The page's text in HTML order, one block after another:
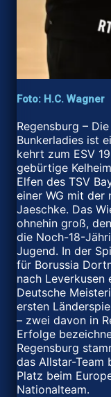
Foto: H.C. Wagner
Regensburg –
Bunkerladies ist
kehrt zum ESV
gebürtige
Elfen des TSV
einer WG mit der
Jaeschke. Das
ohnehin groß,
die Noch-18-
Jugend. In der
für Borussia
nach
Deutsche
ersten
– zwei davon in
Erfolge
Regensburg
das Allstar-Team
Platz beim
Nationalteam.